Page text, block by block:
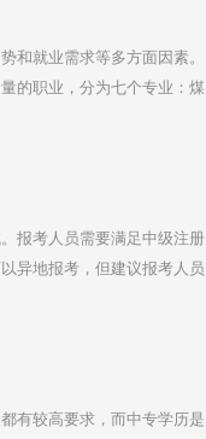
和就业需求等多方面因素。
的职业，分为七个专业：煤
报考人员需要满足中级注册
异地报考，但建议报考人员
有较高要求，而中专学历是